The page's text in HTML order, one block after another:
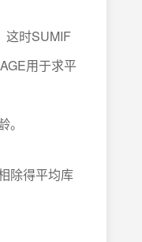
这时SUMIF
用于求平
除得平均库